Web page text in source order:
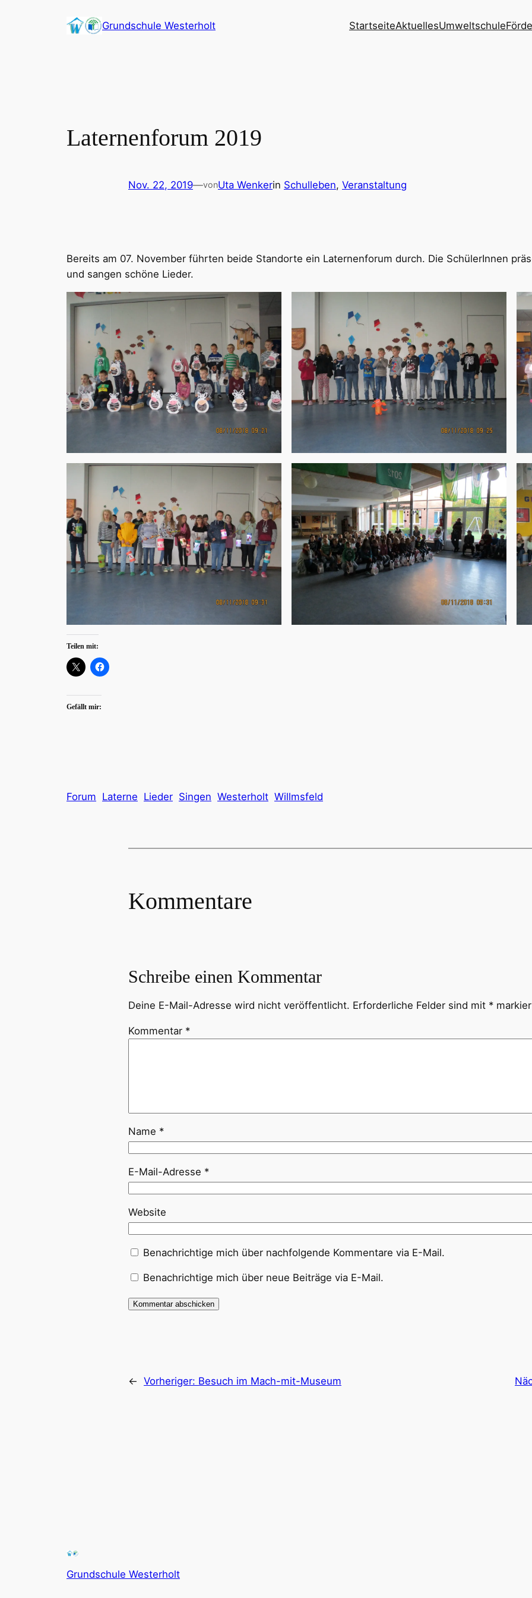
Grundschule Westerholt StartseiteAktuellesUmweltschule
Laternenforum 2019
Nov. 22, 2019—vonUta Wenkerin Schulleben, Veranstaltung
Bereits am 07. November führten beide Standorte ein Laternenforum durch. Die SchülerInnen
und sangen schöne Lieder.
Teilen mit:
Gefällt mir:
Forum Laterne Lieder Singen Westerholt Willmsfeld
Kommentare
Schreibe einen Kommentar
Deine E-Mail-Adresse wird nicht veröffentlicht. Erforderliche Felder sind mit *
Kommentar *
Name *
E-Mail-Adresse *
Website
Benachrichtige mich über nachfolgende Kommentare via E-Mail.
Benachrichtige mich über neue Beiträge via E-Mail.
← Vorheriger: Besuch im Mach-mit-Museum
Grundschule Westerholt